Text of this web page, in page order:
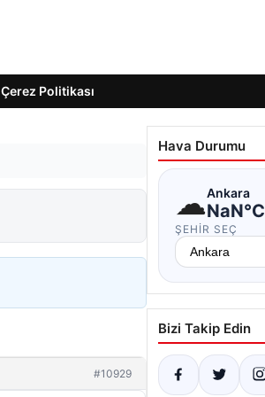
Çerez Politikası
#10929
Hava Durumu
☁Ankara
NaN°C
ŞEHIR SEÇ
Bizi Takip Edin